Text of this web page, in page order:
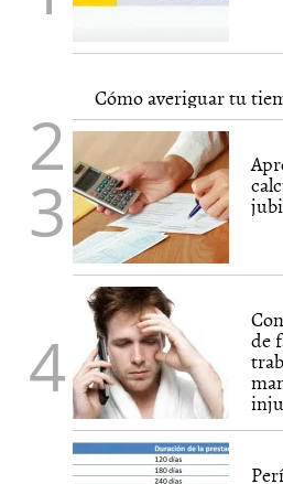
Cómo averiguar tu
de